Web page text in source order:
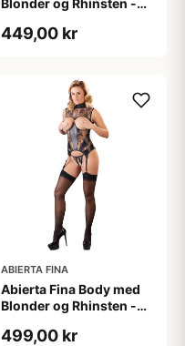
Blonder og Rhinsten -
449,00 kr
ABIERTA FINA
Abierta Fina Body med
Blonder og Rhinsten -
499,00 kr